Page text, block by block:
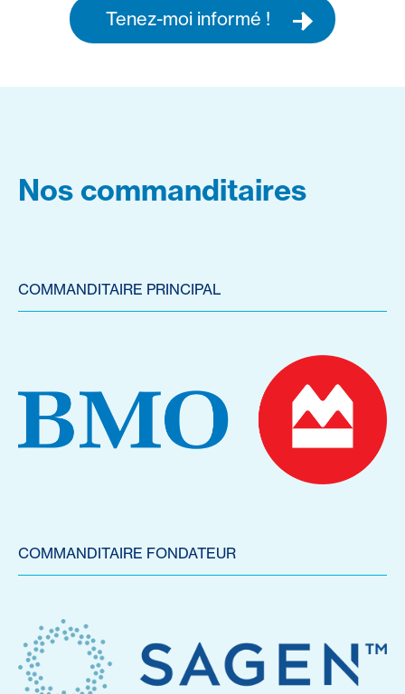
Tenez-moi informé !
Nos commanditaires
COMMANDITAIRE PRINCIPAL
COMMANDITAIRE FONDATEUR